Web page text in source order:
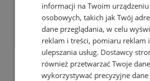
informacji na Twoim
osobowych, takich jak Twój
dane przeglądania, w celu
reklam i treści, pomiaru reklam
ulepszania usług. Dostawcy
również przetwarzać Twoje
wykorzystywać precyzyjne